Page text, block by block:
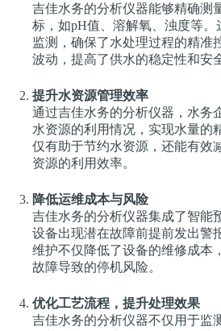
吉佳水务的分析仪器能够精确测
标，如pH值、溶解氧、浊度等。
监测，确保了水处理过程的精准
波动，提高了供水的稳定性和安
提升水资源管理效率
通过吉佳水务的分析仪器，水务
水资源的利用情况，实现水量的
仅有助于节约水资源，还能有效
资源的利用效率。
降低运维成本与风险
吉佳水务的分析仪器集成了智能
设备出现潜在故障前提前发出警
维护不仅降低了设备的维修成本
故障导致的停机风险。
优化工艺流程，提升处理效果
吉佳水务的分析仪器不仅用于监